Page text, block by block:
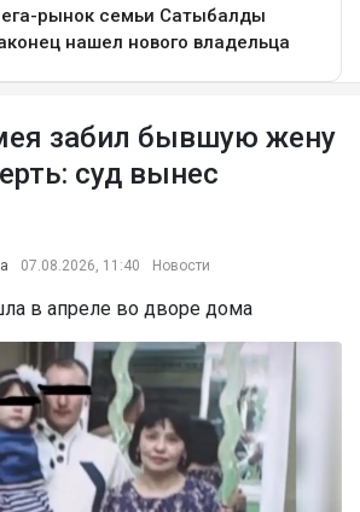
забил бывшую жену
суд вынес
07.08.2026, 11:40 Новости
в апреле во дворе дома